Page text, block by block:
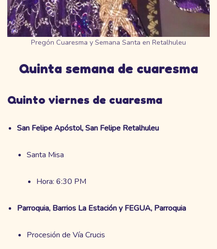
Pregón Cuaresma y Semana Santa en Retalhuleu
Quinta semana de cuaresma
Quinto viernes de cuaresma
San Felipe Apóstol, San Felipe Retalhuleu
Santa Misa
Hora: 6:30 PM
Parroquia, Barrios La Estación y FEGUA, Parroquia
Procesión de Vía Crucis